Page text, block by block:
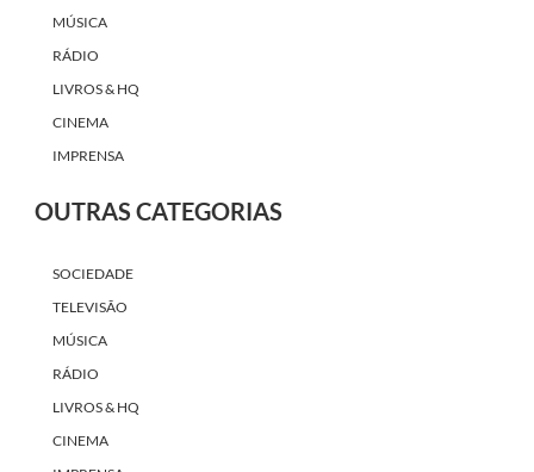
MÚSICA
RÁDIO
LIVROS & HQ
CINEMA
IMPRENSA
OUTRAS CATEGORIAS
SOCIEDADE
TELEVISÃO
MÚSICA
RÁDIO
LIVROS & HQ
CINEMA